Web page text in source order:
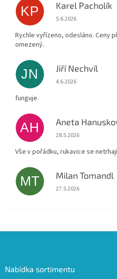
KP Karel Pacholík
Hodnocení obchodu
5.6.2026
Rychle vyřízeno, odesláno. Ceny
omezený.
JN Jiří Nechvíl
Hodnocení obchodu
4.6.2026
funguje.
AH Aneta
Hodnocení obchodu
28.5.2026
Vše v pořádku, rukavice se
MT Milan Tomandl
Hodnocení obchodu
27.5.2026
Nabídka sortimentu